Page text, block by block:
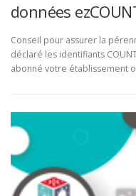
données
Conseil pour assurer la
déclaré les identifiants
abonné votre établissement